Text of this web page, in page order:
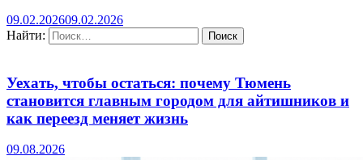
09.02.202609.02.2026
Найти:
Уехать, чтобы остаться: почему Тюмень
становится главным городом для айтишников и
как переезд меняет жизнь
09.08.2026